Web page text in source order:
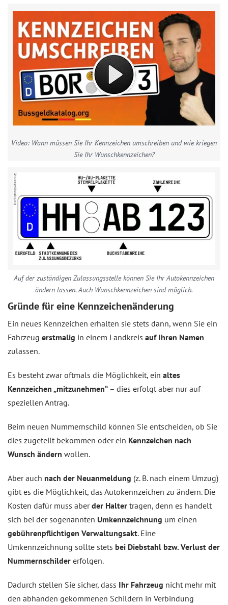
Video: Wann müssen Sie Ihr Kennzeichen umschreiben und wie kriegen
Sie Ihr Wunschkennzeichen?
Auf der zuständigen Zulassungsstelle können Sie Ihr Autokennzeichen
ändern lassen. Auch Wunschkennzeichen sind möglich.
Gründe für eine Kennzeichenänderung
Ein neues Kennzeichen erhalten sie stets dann, wenn Sie ein
Fahrzeug erstmalig in einem Landkreis auf Ihren Namen
zulassen.
Es besteht zwar oftmals die Möglichkeit, ein altes
Kennzeichen „mitzunehmen“ – dies erfolgt aber nur auf
speziellen Antrag.
Beim neuen Nummernschild können Sie entscheiden, ob Sie
dies zugeteilt bekommen oder ein Kennzeichen nach
Wunsch ändern wollen.
Aber auch nach der Neuanmeldung (z. B. nach einem Umzug)
gibt es die Möglichkeit, das Autokennzeichen zu ändern. Die
Kosten dafür muss aberder Halter tragen, denn es handelt
sich bei der sogenannten Umkennzeichnung um einen
gebührenpflichtigen Verwaltungsakt. Eine
Umkennzeichnung sollte stets bei Diebstahl bzw. Verlust der
Nummernschilder erfolgen.
Dadurch stellen Sie sicher, dass Ihr Fahrzeug nicht mehr mit
den abhanden gekommenen Schildern in Verbindung